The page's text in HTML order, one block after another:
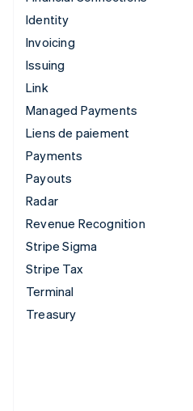
Identity
Invoicing
Issuing
Link
Managed Payments
Liens de paiement
Payments
Payouts
Radar
Revenue Recognition
Stripe Sigma
Stripe Tax
Terminal
Treasury